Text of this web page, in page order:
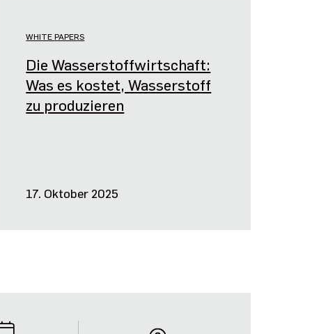
WHITE PAPERS
Die Wasserstoffwirtschaft:
Was es kostet, Wasserstoff
zu produzieren
17. Oktober 2025